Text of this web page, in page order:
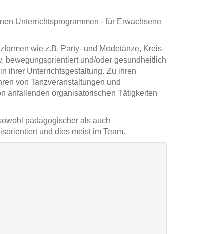
Unterrichtsprogrammen - für Erwachsene
wie z.B. Party- und Modetänze, Kreis-
bewegungsorientiert und/oder gesundheitlich
ihrer Unterrichtsgestaltung. Zu ihren
von Tanzveranstaltungen und
anfallenden organisatorischen Tätigkeiten
pädagogischer als auch
und dies meist im Team.